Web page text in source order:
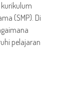
(SMP). Di
pelajaran